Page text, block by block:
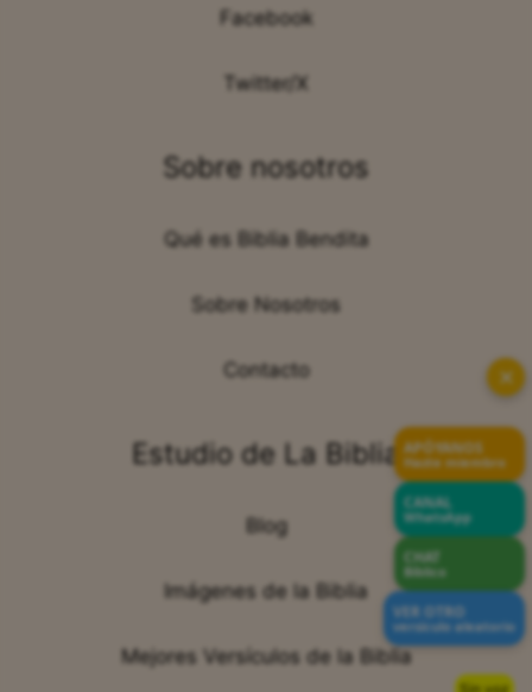
Facebook
Twitter/X
Sobre nosotros
Qué es Biblia Bendita
Sobre Nosotros
Contacto
Estudio de La Biblia
Blog
Imágenes de la Biblia
Mejores Versículos de la Biblia
✕
APÓYANOS
Hazte miembro
CANAL
WhatsApp
CHAT
Bíblico
VER OTRO
versículo aleatorio